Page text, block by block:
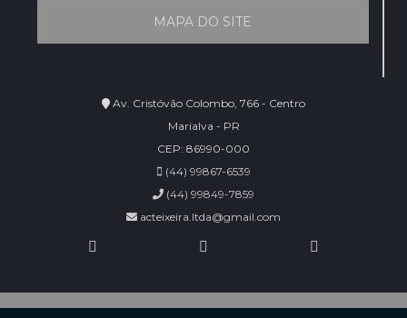
MAPA DO SITE
Av. Cristóvão Colombo, 766 - Centro
Marialva - PR
CEP: 86990-000
(44) 99867-6539
(44) 99849-7859
acteixeira.ltda@gmail.com